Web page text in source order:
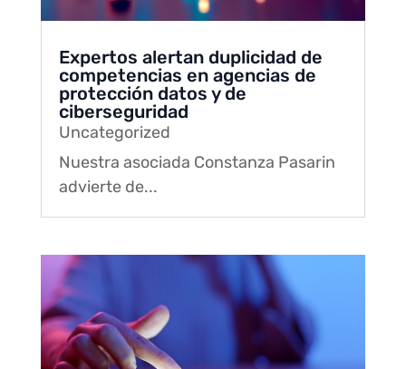
Expertos alertan duplicidad de
competencias en agencias de
protección datos y de
ciberseguridad
Uncategorized
Nuestra asociada Constanza Pasarin
advierte de...